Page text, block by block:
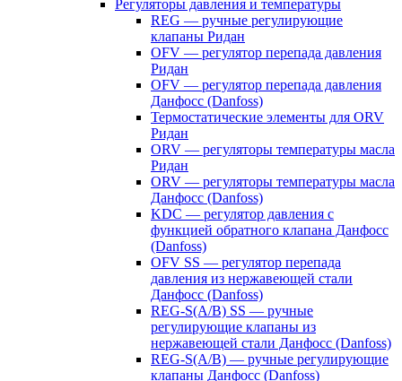
Регуляторы давления и температуры
REG — ручные регулирующие
клапаны Ридан
OFV — регулятор перепада давления
Ридан
OFV — регулятор перепада давления
Данфосс (Danfoss)
Термостатические элементы для ORV
Ридан
ORV — регуляторы температуры масла
Ридан
ORV — регуляторы температуры масла
Данфосс (Danfoss)
KDC — регулятор давления с
функцией обратного клапана Данфосс
(Danfoss)
OFV SS — регулятор перепада
давления из нержавеющей стали
Данфосс (Danfoss)
REG-S(A/B) SS — ручные
регулирующие клапаны из
нержавеющей стали Данфосс (Danfoss)
REG-S(A/B) — ручные регулирующие
клапаны Данфосс (Danfoss)